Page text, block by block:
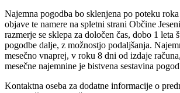
Najemna pogodba bo sklenjena po poteku
objave te namere na spletni strani Občine
razmerje se sklepa za določen čas, dobo 1 leta
pogodbe dalje, z možnostjo podaljšanja.
mesečno vnaprej, v roku 8 dni od izdaje
mesečne najemnine je bistvena sestavina
Kontaktna oseba za dodatne informacije o